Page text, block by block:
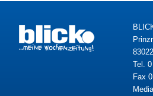
Tel.
Fax